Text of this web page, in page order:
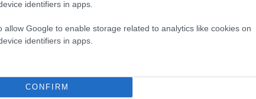
identifiers in apps.
allow Google to enable storage related to analytics like cookies on
identifiers in apps.
CONFIRM